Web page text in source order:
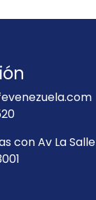
con Av La Salle